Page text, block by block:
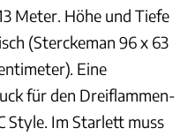
Meter. Höhe und Tiefe
(Sterckeman 96 x 63
Eine
für den Dreiflammen-
Style. Im Starlett muss